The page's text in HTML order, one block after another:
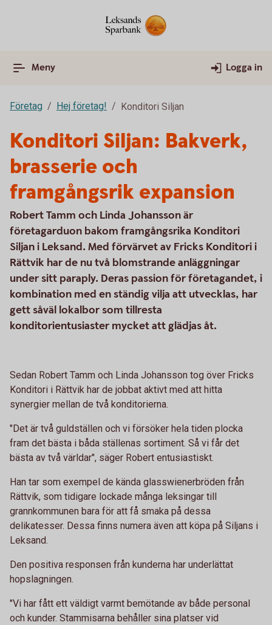
Meny Logga in
Företag Hej företag! Konditori Siljan
Konditori Siljan: Bakverk,
brasserie och
framgångsrik expansion
Robert Tamm och Linda Johansson är
företagarduon bakom framgångsrika Konditori
Siljan i Leksand. Med förvärvet av Fricks Konditori i
Rättvik har de nu två blomstrande anläggningar
under sitt paraply. Deras passion för företagandet, i
kombination med en ständig vilja att utvecklas, har
gett såväl lokalbor som tillresta
konditorientusiaster mycket att glädjas åt.
Sedan Robert Tamm och Linda Johansson tog över Fricks
Konditori i Rättvik har de jobbat aktivt med att hitta
synergier mellan de två konditorierna.
"Det är två guldställen och vi försöker hela tiden plocka
fram det bästa i båda ställenas sortiment. Så vi får det
bästa av två världar", säger Robert entusiastiskt.
Han tar som exempel de kända glasswienerbröden från
Rättvik, som tidigare lockade många leksingar till
grannkommunen bara för att få smaka på dessa
delikatesser. Dessa finns numera även att köpa på Siljans i
Leksand.
Den positiva responsen från kunderna har underlättat
hopslagningen.
"Vi har fått ett väldigt varmt bemötande av både personal
och kunder. Stammisarna behåller sina platser vid